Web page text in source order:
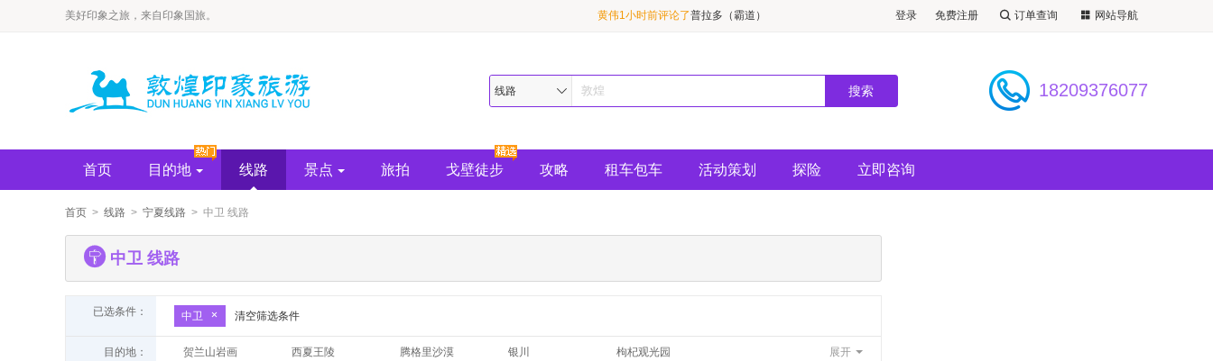
​美好印象之旅，来自印象国旅。 登录 免费注册 订单查询 网站导航
黄伟1小时前评论了普拉多（霸道）
陌上花开1小时前评论了敦煌精华1日游（必看景点）
线路
18209376077
首页 目的地 线路 景点 旅拍 戈壁徒步 攻略 租车包车 活动策划 探险 立即咨询
首页 > 线路 > 宁夏线路 > 中卫 线路
中卫 线路
已选条件： 中卫 清空筛选条件
目的地： 贺兰山岩画 西夏王陵 腾格里沙漠 银川
枸杞观光园
展开